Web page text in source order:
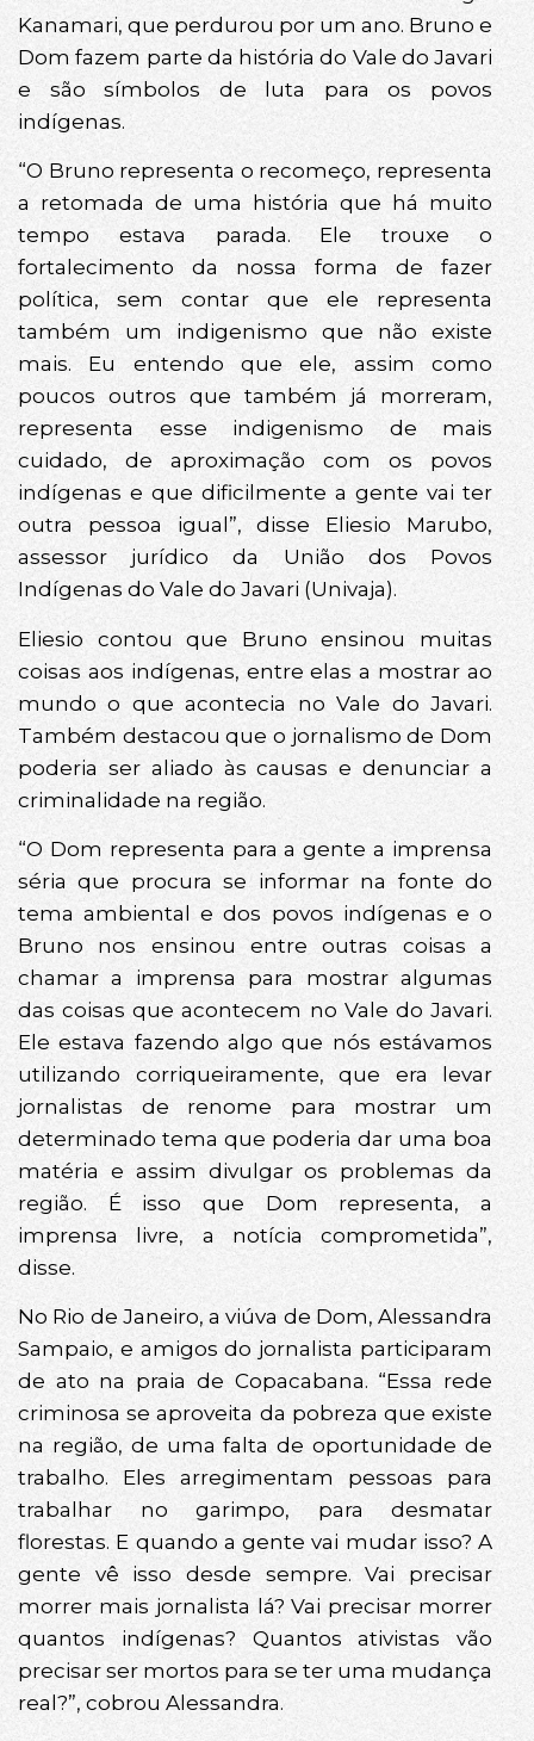
Kanamari, que perdurou por um ano. Bruno e
Dom fazem parte da história do Vale do Javari
e são símbolos de luta para os povos
indígenas.
“O Bruno representa o recomeço, representa
a retomada de uma história que há muito
tempo estava parada. Ele trouxe o
fortalecimento da nossa forma de fazer
política, sem contar que ele representa
também um indigenismo que não existe
mais. Eu entendo que ele, assim como
poucos outros que também já morreram,
representa esse indigenismo de mais
cuidado, de aproximação com os povos
indígenas e que dificilmente a gente vai ter
outra pessoa igual”, disse Eliesio Marubo,
assessor jurídico da União dos Povos
Indígenas do Vale do Javari (Univaja).
Eliesio contou que Bruno ensinou muitas
coisas aos indígenas, entre elas a mostrar ao
mundo o que acontecia no Vale do Javari.
Também destacou que o jornalismo de Dom
poderia ser aliado às causas e denunciar a
criminalidade na região.
“O Dom representa para a gente a imprensa
séria que procura se informar na fonte do
tema ambiental e dos povos indígenas e o
Bruno nos ensinou entre outras coisas a
chamar a imprensa para mostrar algumas
das coisas que acontecem no Vale do Javari.
Ele estava fazendo algo que nós estávamos
utilizando corriqueiramente, que era levar
jornalistas de renome para mostrar um
determinado tema que poderia dar uma boa
matéria e assim divulgar os problemas da
região. É isso que Dom representa, a
imprensa livre, a notícia comprometida”,
disse.
No Rio de Janeiro, a viúva de Dom, Alessandra
Sampaio, e amigos do jornalista participaram
de ato na praia de Copacabana. “Essa rede
criminosa se aproveita da pobreza que existe
na região, de uma falta de oportunidade de
trabalho. Eles arregimentam pessoas para
trabalhar no garimpo, para desmatar
florestas. E quando a gente vai mudar isso? A
gente vê isso desde sempre. Vai precisar
morrer mais jornalista lá? Vai precisar morrer
quantos indígenas? Quantos ativistas vão
precisar ser mortos para se ter uma mudança
real?”, cobrou Alessandra.